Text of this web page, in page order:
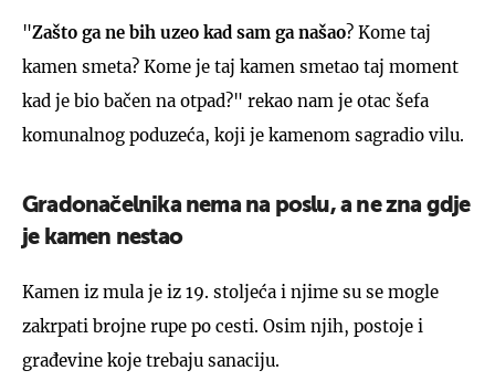
"Zašto ga ne bih uzeo kad sam ga našao? Kome taj
kamen smeta? Kome je taj kamen smetao taj moment
kad je bio bačen na otpad?" rekao nam je otac šefa
komunalnog poduzeća, koji je kamenom sagradio vilu.
Gradonačelnika nema na poslu, a ne zna gdje
je kamen nestao
Kamen iz mula je iz 19. stoljeća i njime su se mogle
zakrpati brojne rupe po cesti. Osim njih, postoje i
građevine koje trebaju sanaciju.